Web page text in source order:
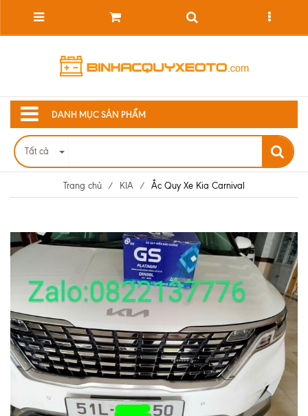
DANH MỤC SẢN PHẨM
Tất cả
Trang chủ / KIA / Ắc Quy Xe Kia Carnival